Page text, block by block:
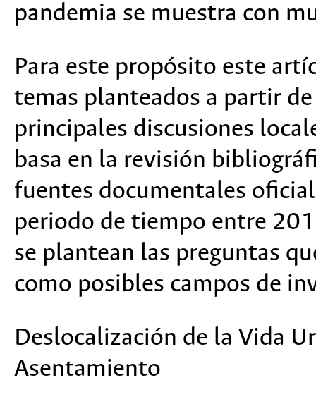
pandemia se muestra con
Para este propósito este
temas planteados a partir
principales discusiones
basa en la revisión
fuentes documentales
periodo de tiempo entre
se plantean las preguntas
como posibles campos de
Deslocalización de la Vida
Asentamiento